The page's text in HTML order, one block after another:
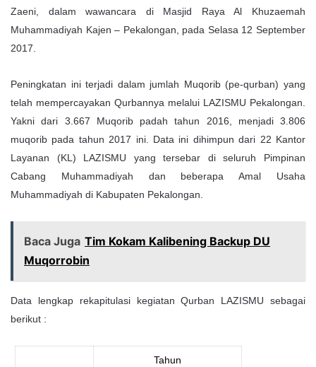
Zaeni, dalam wawancara di Masjid Raya Al Khuzaemah
Muhammadiyah Kajen – Pekalongan, pada Selasa 12 September
2017.
Peningkatan ini terjadi dalam jumlah Muqorib (pe-qurban) yang
telah mempercayakan Qurbannya melalui LAZISMU Pekalongan.
Yakni dari 3.667 Muqorib padah tahun 2016, menjadi 3.806
muqorib pada tahun 2017 ini. Data ini dihimpun dari 22 Kantor
Layanan (KL) LAZISMU yang tersebar di seluruh Pimpinan
Cabang Muhammadiyah dan beberapa Amal Usaha
Muhammadiyah di Kabupaten Pekalongan.
Baca Juga Tim Kokam Kalibening Backup DU
Muqorrobin
Data lengkap rekapitulasi kegiatan Qurban LAZISMU sebagai
berikut :
Tahun